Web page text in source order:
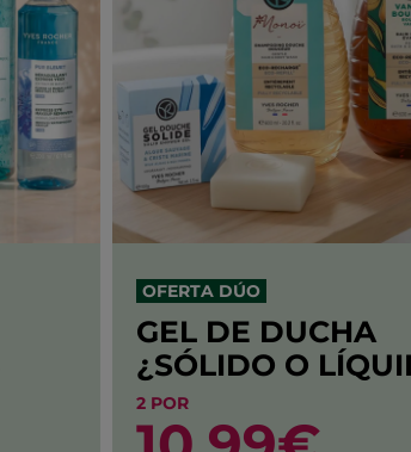
OFERTA DÚO
GEL DE DUCHA
¿SÓLIDO O
2 POR